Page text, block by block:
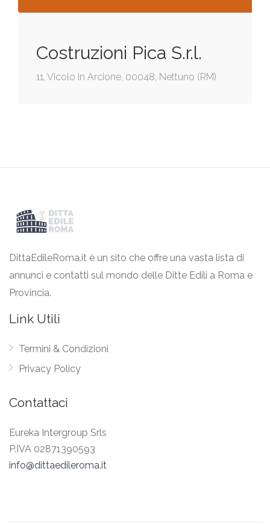
Costruzioni Pica S.r.l.
11, Vicolo In Arcione, 00048, Nettuno (RM)
DittaEdileRoma.it è un sito che offre una vasta lista di
annunci e contatti sul mondo delle Ditte Edili a Roma e
Provincia.
Link Utili
Termini & Condizioni
Privacy Policy
Contattaci
Eureka Intergroup Srls
P.IVA 02871390593
info@dittaedileroma.it